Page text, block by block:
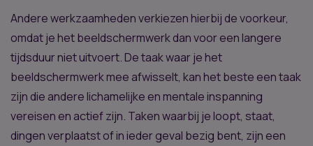
Andere werkzaamheden verkiezen hierbij de voorkeur,
omdat je het beeldschermwerk dan voor een langere
tijdsduur niet uitvoert. De taak waar je het
beeldschermwerk mee afwisselt, kan het beste een taak
zijn die andere lichamelijke en mentale inspanning
vereisen en actief zijn. Taken waarbij je loopt, staat,
dingen verplaatst of in ieder geval bezig bent, zijn een